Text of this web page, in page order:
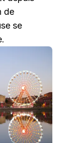
de
se